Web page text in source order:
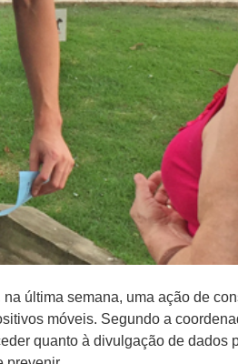
última semana, uma ação de
móveis. Segundo a
quanto à divulgação de dados